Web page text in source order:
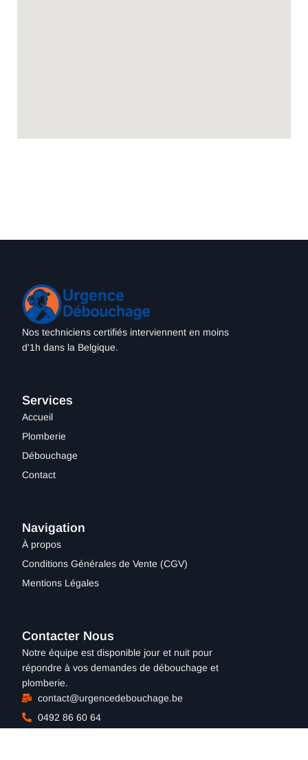
Nos techniciens certifiés interviennent en moins
d'1h dans la Belgique.
Services
Accueil
Plomberie
Débouchage
Contact
Navigation
À propos
Conditions Générales de Vente (CGV)
Mentions Légales​
Contacter Nous
Notre équipe est disponible jour et nuit pour
répondre à vos demandes de débouchage et
plomberie.
contact@urgencedebouchage.be
0492 86 60 64